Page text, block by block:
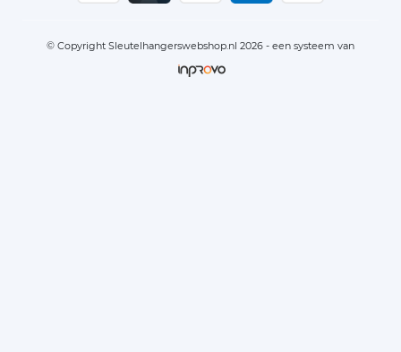
© Copyright Sleutelhangerswebshop.nl 2026 - een systeem van